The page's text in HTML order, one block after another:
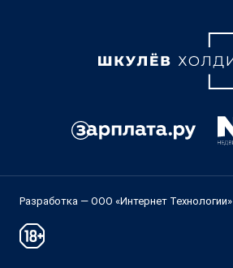
Разработка — ООО «Интернет Технологии»